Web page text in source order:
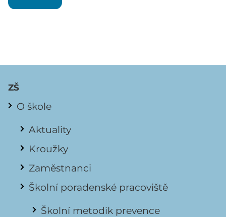
ZŠ
O škole
Aktuality
Kroužky
Zaměstnanci
Školní poradenské pracoviště
Školní metodik prevence